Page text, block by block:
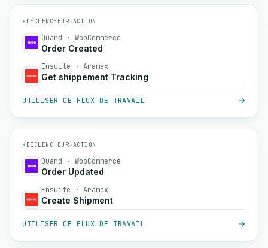
⚡ DÉCLENCHEUR→ACTION
Quand · WooCommerce
Order Created
Ensuite · Aramex
Get shippement Tracking
UTILISER CE FLUX DE TRAVAIL
⚡ DÉCLENCHEUR→ACTION
Quand · WooCommerce
Order Updated
Ensuite · Aramex
Create Shipment
UTILISER CE FLUX DE TRAVAIL